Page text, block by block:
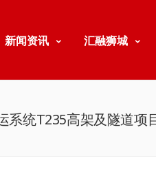
新闻资讯 汇融狮城
系统T235高架及隧道项